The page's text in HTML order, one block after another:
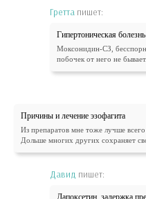
Гретта пишет:
Гипертоническая
Моксонидин-СЗ,
побочек от него не
Причины и лечение эзофагита
Из препаратов мне тоже лучше
Дольше многих других сохраняет
Давид пишет:
Дапоксетин, задержка